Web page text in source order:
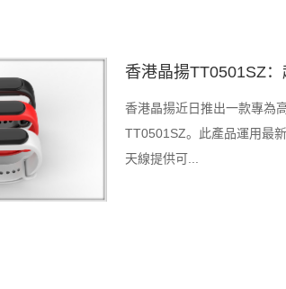
香港晶揚TT0501SZ
香港晶揚近日推出一款專為
TT0501SZ。此產品運用最
天線提供可...